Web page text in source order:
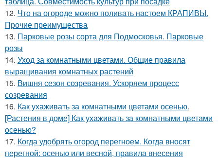
12. Что на огороде можно поливать настоем КРАПИВЫ.
Прочие преимущества
13. Парковые розы сорта для Подмосковья. Парковые
розы
14. Уход за комнатными цветами. Общие правила
выращивания комнатных растений
15. Вишня сезон созревания. Ускоряем процесс
созревания
16. Как ухаживать за комнатными цветами осенью.
[Растения в доме] Как ухаживать за комнатными цветами
осенью?
17. Когда удобрять огород перегноем. Когда вносят
перегной: осенью или весной, правила внесения